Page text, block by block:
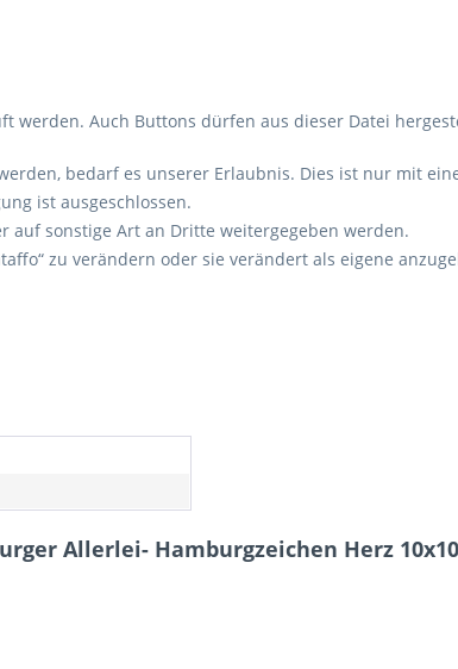
werden. Auch Buttons dürfen aus dieser Datei
bedarf es unserer Erlaubnis. Dies ist nur mit
ist ausgeschlossen.
auf sonstige Art an Dritte weitergegeben werden.
zu verändern oder sie verändert als eigene
Allerlei- Hamburgzeichen Herz